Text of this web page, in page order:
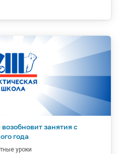
занятия с
года
уроки